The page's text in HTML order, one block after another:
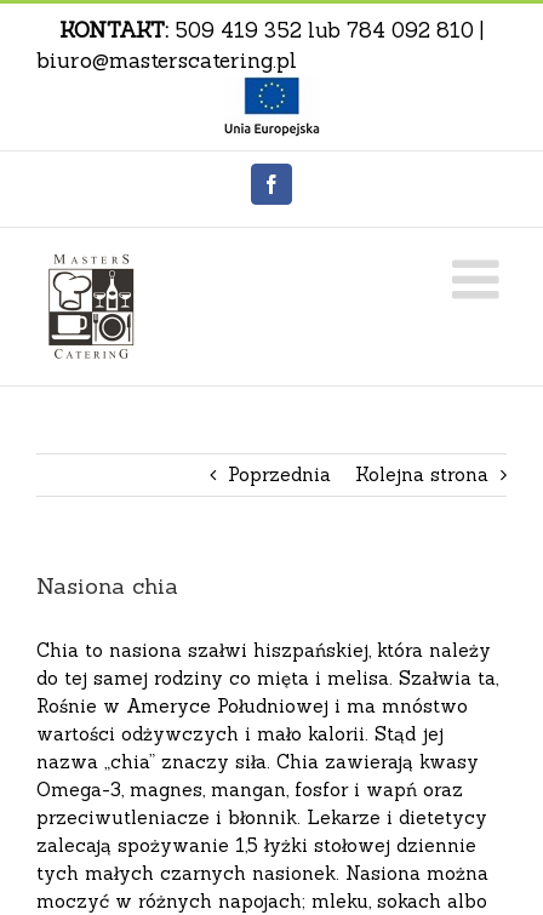
content
KONTAKT: 509 419 352 lub 784 092 810
Poprzednia Kolejna strona
Nasiona chia
Chia to nasiona szałwi hiszpańskiej, która należy
do tej samej rodziny co mięta i melisa. Szałwia ta,
Rośnie w Ameryce Południowej i ma mnóstwo
wartości odżywczych i mało kalorii. Stąd jej
nazwa „chia” znaczy siła. Chia zawierają kwasy
Omega-3, magnes, mangan, fosfor i wapń oraz
przeciwutleniacze i błonnik. Lekarze i dietetycy
zalecają spożywanie 1,5 łyżki stołowej dziennie
tych małych czarnych nasionek. Nasiona można
moczyć w różnych napojach; mleku, sokach albo